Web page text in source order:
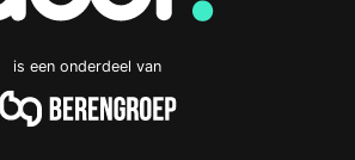
is een onderdeel van